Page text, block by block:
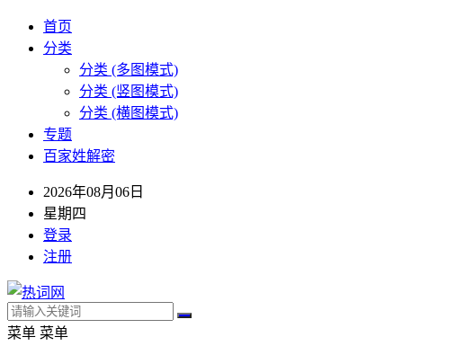
首页
分类
分类 (多图模式)
分类 (竖图模式)
分类 (横图模式)
专题
百家姓解密
2026年08月06日
星期四
登录
注册
菜单 菜单